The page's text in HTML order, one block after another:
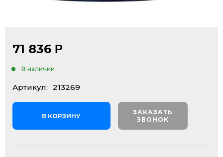
71 836 Р
В наличии
Артикул: 213269
В КОРЗИНУ
ЗАКАЗАТЬ
ЗВОНОК